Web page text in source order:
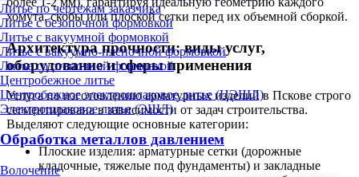
Литье по чертежам заказчика
Литье с безопочной формовкой
Литье с вакуумной формовкой
Литье с вакуумно-плёночной формовкой
Литье со стопочной формовкой
Центробежное литье
Центробежное электрошлаковое литье (ЦЭШЛ)
Электрошлаковое литье (ЭШЛ)
Обработка металлов давлением
Волочение
хомута, скобы или плоской сетки перед их объемной сборкой.
Архитектура прочности: виды услуг,
оборудование и сферы применения
Услуга по изготовлению арматурных изделий в Пскове строго
сегментирована в зависимости от задач строительства.
Выделяют следующие основные категории:
Плоские изделия: арматурные сетки (дорожные
кладочные, тяжелые под фундаменты) и закладные